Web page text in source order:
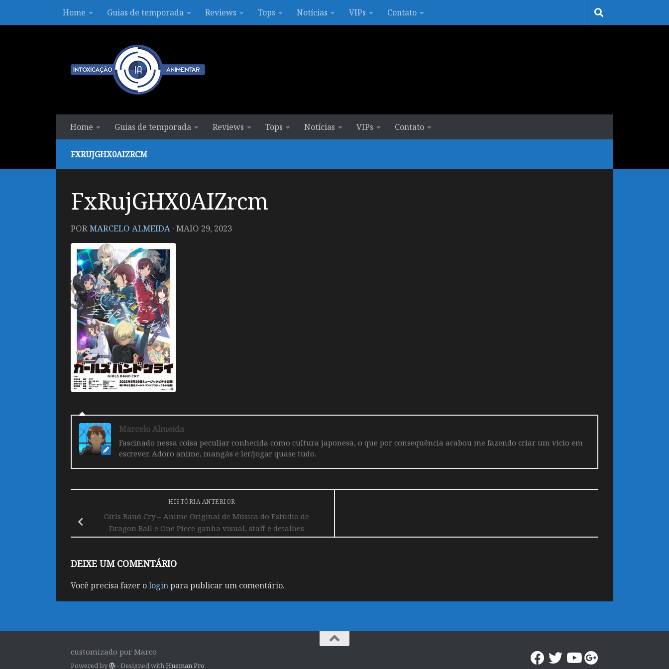
Skip to contentHome Guias de temporada Reviews Tops Notícias VIPs Contato
Home Guias de temporada Reviews Tops Notícias VIPs Contato
FXRUJGHX0AIZRCM
FxRujGHX0AIZrcm
PORMARCELO ALMEIDA · MAIO 29, 2023
Marcelo Almeida
Fascinado nessa coisa peculiar conhecida como cultura japonesa, o que por consequência acabou me fazendo criar um vicio em
escrever. Adoro anime, mangás e ler/jogar quase tudo.
HISTÓRIA ANTERIOR
Girls Band Cry – Anime Original de Música do Estúdio de
Dragon Ball e One Piece ganha visual, staff e detalhes
DEIXE UM COMENTÁRIO
Você precisa fazer ologinpara publicar um comentário.
customizado por Marco
Powered by - Designed withHueman Pro